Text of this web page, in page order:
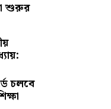
শুরুর
চলবে